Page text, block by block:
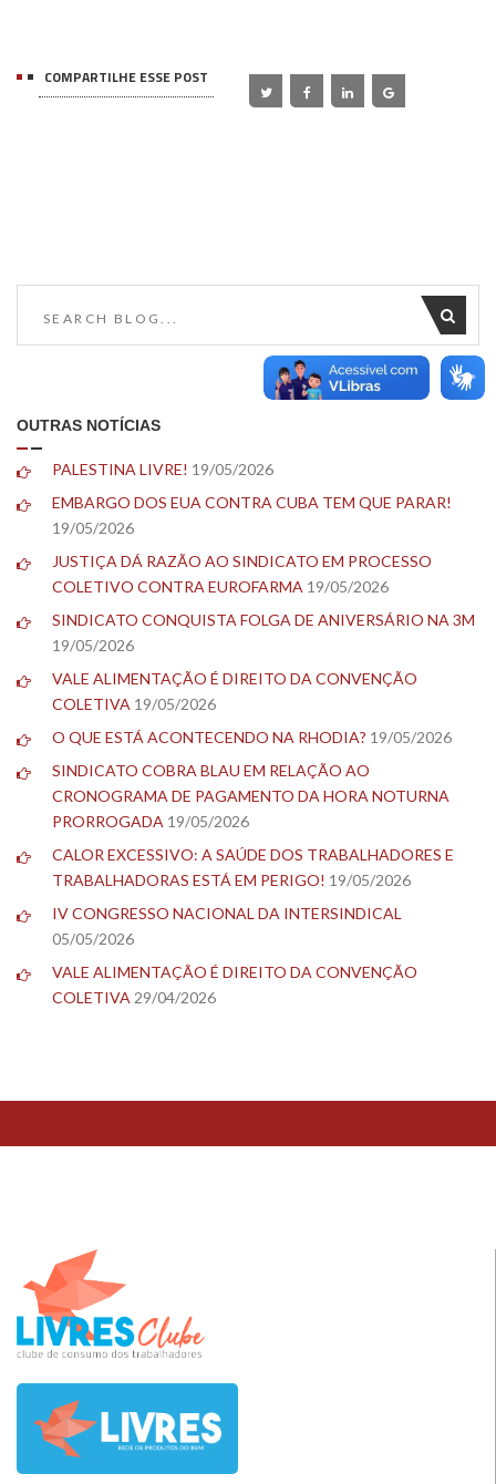
COMPARTILHE ESSE POST
OUTRAS NOTÍCIAS
PALESTINA LIVRE! 19/05/2026
EMBARGO DOS EUA CONTRA CUBA TEM QUE PARAR!
19/05/2026
JUSTIÇA DÁ RAZÃO AO SINDICATO EM PROCESSO
COLETIVO CONTRA EUROFARMA 19/05/2026
SINDICATO CONQUISTA FOLGA DE ANIVERSÁRIO NA 3M
19/05/2026
VALE ALIMENTAÇÃO É DIREITO DA CONVENÇÃO
COLETIVA 19/05/2026
O QUE ESTÁ ACONTECENDO NA RHODIA? 19/05/2026
SINDICATO COBRA BLAU EM RELAÇÃO AO
CRONOGRAMA DE PAGAMENTO DA HORA NOTURNA
PRORROGADA 19/05/2026
CALOR EXCESSIVO: A SAÚDE DOS TRABALHADORES E
TRABALHADORAS ESTÁ EM PERIGO! 19/05/2026
IV CONGRESSO NACIONAL DA INTERSINDICAL
05/05/2026
VALE ALIMENTAÇÃO É DIREITO DA CONVENÇÃO
COLETIVA 29/04/2026
TESTE